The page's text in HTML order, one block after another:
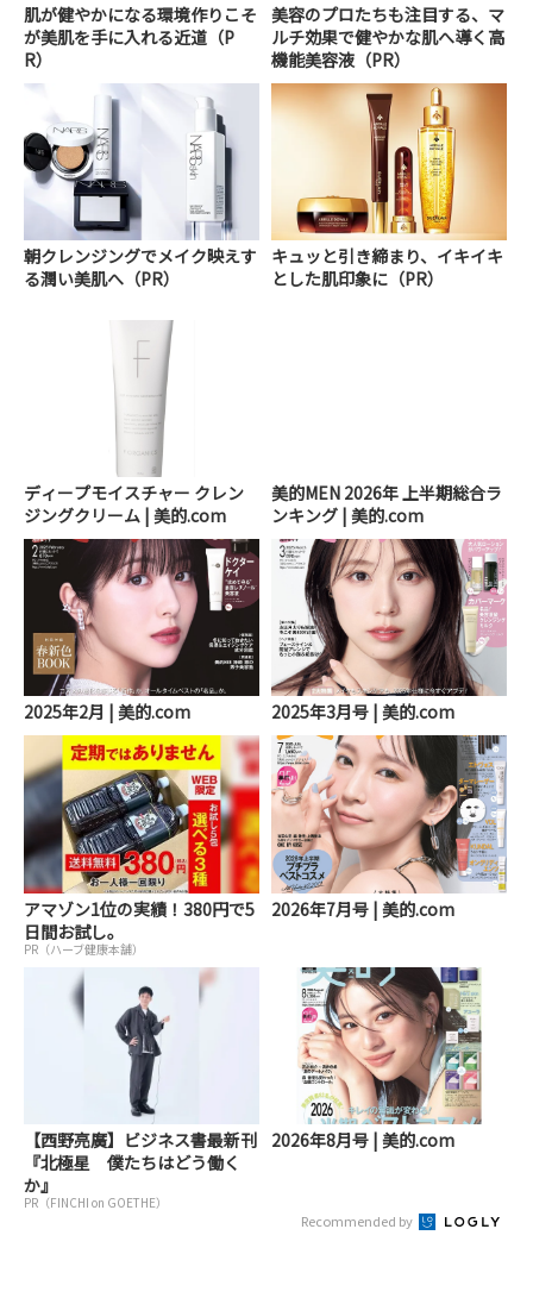
肌が健やかになる環境作りこそ
が美肌を手に入れる近道（P
R）
美容のプロたちも注目する、マ
ルチ効果で健やかな肌へ導く高
機能美容液（PR）
朝クレンジングでメイク映えす
る潤い美肌へ（PR）
キュッと引き締まり、イキイキ
とした肌印象に（PR）
ディープモイスチャー クレン
ジングクリーム | 美的.com
美的MEN 2026年 上半期総合ラ
ンキング | 美的.com
2025年2月 | 美的.com 2025年3月号 | 美的.com
アマゾン1位の実績！380円で5
日間お試し。
PR（ハーブ健康本舗）
2026年7月号 | 美的.com
【西野亮廣】ビジネス書最新刊
『北極星 僕たちはどう働く
か』
PR（FINCHI on GOETHE）
2026年8月号 | 美的.com
Recommended by